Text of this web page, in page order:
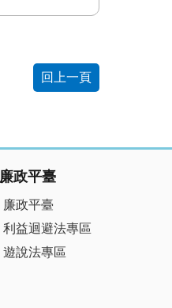
回上一頁
廉政平臺
廉政平臺
利益迴避法專區
遊說法專區